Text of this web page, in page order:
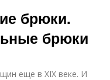
брюки.
брюки
еще в XIX веке. И